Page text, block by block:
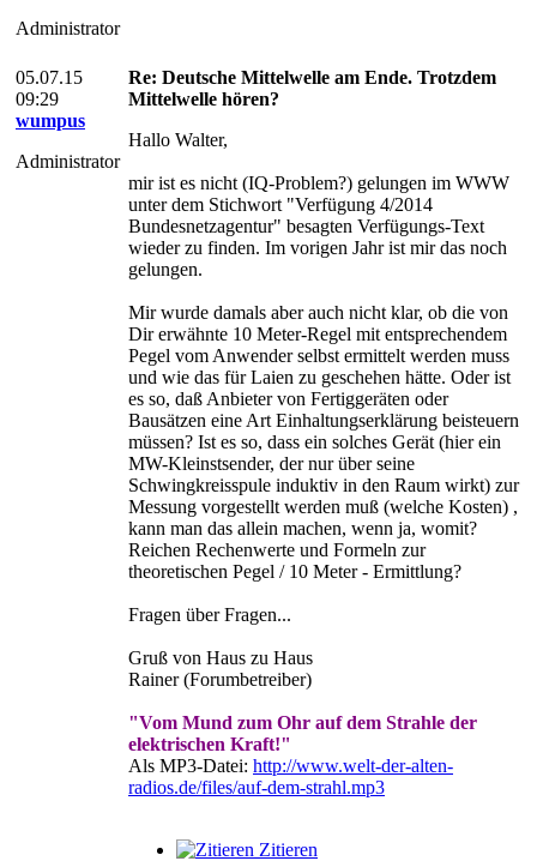
Administrator
05.07.15
09:29
wumpus
Administrator
Re: Deutsche Mittelwelle am Ende. Trotzdem
Mittelwelle hören?
Hallo Walter,
mir ist es nicht (IQ-Problem?) gelungen im WWW
unter dem Stichwort "Verfügung 4/2014
Bundesnetzagentur" besagten Verfügungs-Text
wieder zu finden. Im vorigen Jahr ist mir das noch
gelungen.
Mir wurde damals aber auch nicht klar, ob die von
Dir erwähnte 10 Meter-Regel mit entsprechendem
Pegel vom Anwender selbst ermittelt werden muss
und wie das für Laien zu geschehen hätte. Oder ist
es so, daß Anbieter von Fertiggeräten oder
Bausätzen eine Art Einhaltungserklärung beisteuern
müssen? Ist es so, dass ein solches Gerät (hier ein
MW-Kleinstsender, der nur über seine
Schwingkreisspule induktiv in den Raum wirkt) zur
Messung vorgestellt werden muß (welche Kosten) ,
kann man das allein machen, wenn ja, womit?
Reichen Rechenwerte und Formeln zur
theoretischen Pegel / 10 Meter - Ermittlung?
Fragen über Fragen...
Gruß von Haus zu Haus
Rainer (Forumbetreiber)
"Vom Mund zum Ohr auf dem Strahle der
elektrischen Kraft!"
Als MP3-Datei: http://www.welt-der-alten-
radios.de/files/auf-dem-strahl.mp3
Zitieren